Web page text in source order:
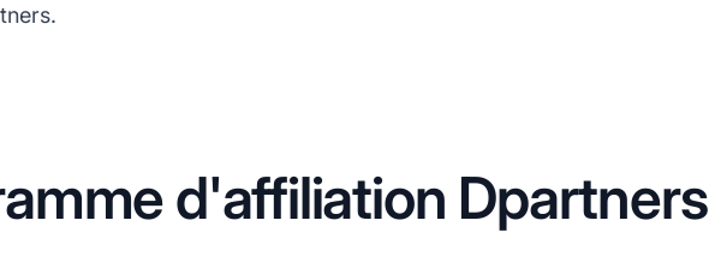
d'affiliation Dpartners